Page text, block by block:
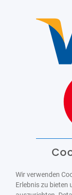
Wir verwenden
Erlebnis zu bieten